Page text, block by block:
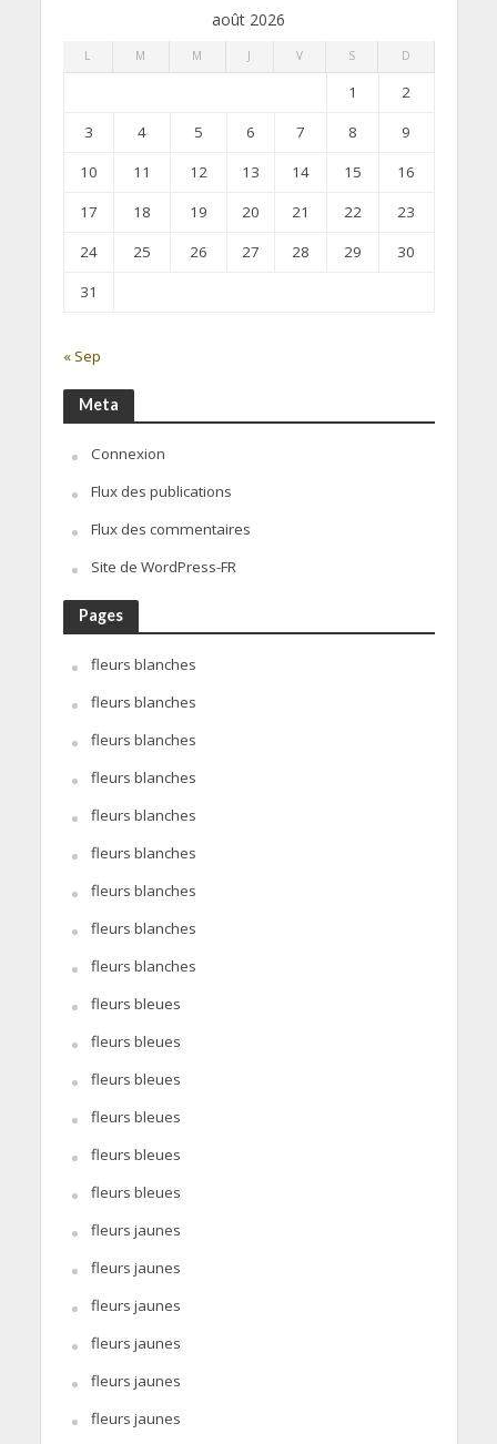
août 2026
L M M J V S D
1
2
3
4 5 6 7 8
9
10
11 12 13 14 15
16
17
18 19 20 21 22
23
24
25 26 27 28 29
30
31
« Sep
Meta
Connexion
Flux des publications
Flux des commentaires
Site de WordPress-FR
Pages
fleurs blanches
fleurs blanches
fleurs blanches
fleurs blanches
fleurs blanches
fleurs blanches
fleurs blanches
fleurs blanches
fleurs blanches
fleurs bleues
fleurs bleues
fleurs bleues
fleurs bleues
fleurs bleues
fleurs bleues
fleurs jaunes
fleurs jaunes
fleurs jaunes
fleurs jaunes
fleurs jaunes
fleurs jaunes